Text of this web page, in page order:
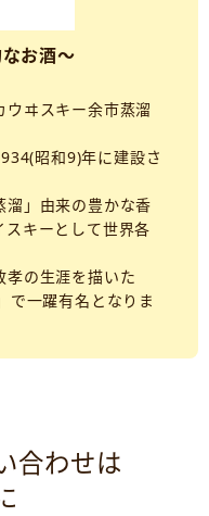
お酒～
ヰスキー余市蒸溜
昭和9)年に建設さ
溜」由来の豊かな香
スキーとして世界各
孝の生涯を描いた
で一躍有名となりま
合わせは